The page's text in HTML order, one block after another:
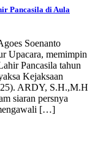
Pancasila di Aula
Soenanto
Upacara, memimpin
Pancasila tahun
Kejaksaan
ARDY, S.H.,M.H
siaran persnya
[…]